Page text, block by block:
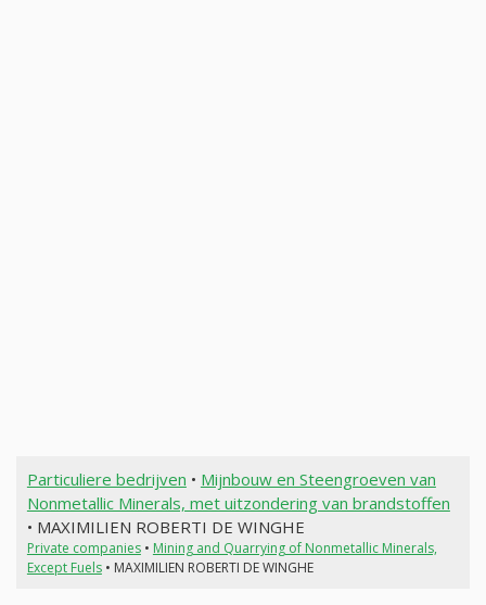
Particuliere bedrijven • Mijnbouw en Steengroeven van
Nonmetallic Minerals, met uitzondering van brandstoffen
• MAXIMILIEN ROBERTI DE WINGHE
Private companies• Mining and Quarrying of Nonmetallic Minerals,
Except Fuels• MAXIMILIEN ROBERTI DE WINGHE